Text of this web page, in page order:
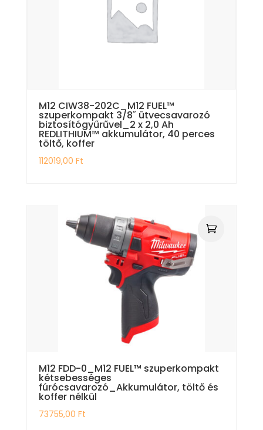
M12 CIW38-202C_M12 FUEL™
szuperkompakt 3/8˝ ütvecsavarozó
biztosítógyűrűvel_2 x 2,0 Ah
REDLITHIUM™ akkumulátor, 40 perces
töltő, koffer
112019,00 Ft
M12 FDD-0_M12 FUEL™ szuperkompakt
kétsebességes
fúrócsavarozó_Akkumulátor, töltő és
koffer nélkül
73755,00 Ft